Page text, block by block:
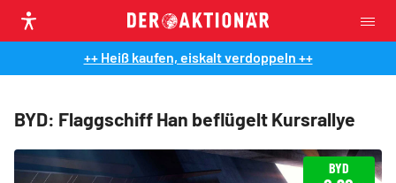
++ Heiß kaufen, eiskalt verdoppeln ++
BYD: Flaggschiff Han beflügelt Kursrallye
BYD